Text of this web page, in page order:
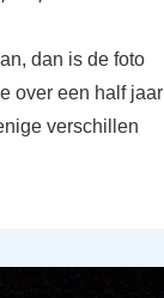
dan is de foto
over een half jaar
verschillen